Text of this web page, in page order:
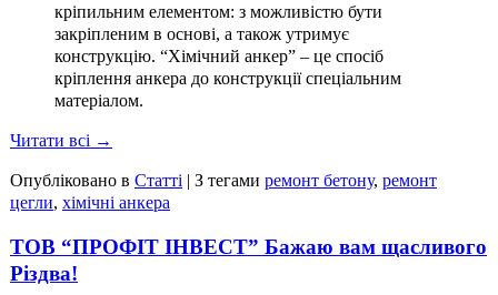
кріпильним елементом: з можливістю бути
закріпленим в основі, а також утримує
конструкцію. “Хімічний анкер” – це спосіб
кріплення анкера до конструкції спеціальним
матеріалом.
Читати всі →
Опубліковано в Статті | З тегами ремонт бетону, ремонт
цегли, хімічні анкера
ТОВ “ПРОФІТ ІНВЕСТ” Бажаю вам щасливого
Різдва!